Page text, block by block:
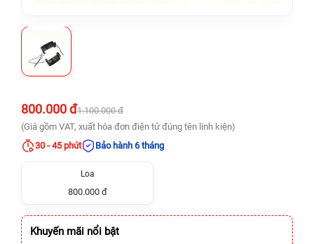
800.000 đ1.100.000 đ
(Giá gồm VAT, xuất hóa đơn điện tử đúng tên linh kiện)
30 - 45 phút
Bảo hành 6 tháng
Loa
800.000 đ
Khuyến mãi nổi bật